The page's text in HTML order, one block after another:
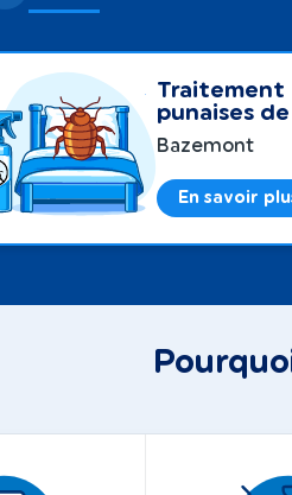
Traitement
punaises
Bazemont
En savoir